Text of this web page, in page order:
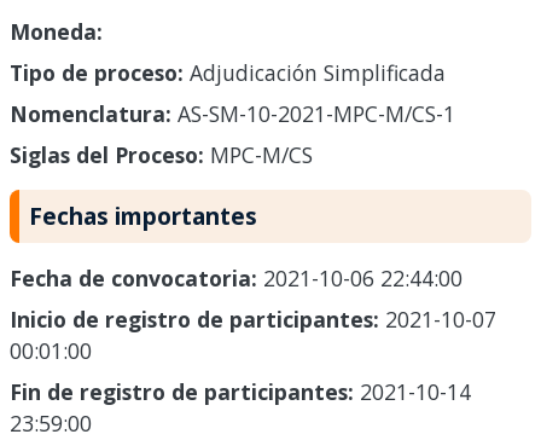
Moneda:
Tipo de proceso: Adjudicación Simplificada
Nomenclatura: AS-SM-10-2021-MPC-M/CS-1
Siglas del Proceso: MPC-M/CS
Fechas importantes
Fecha de convocatoria: 2021-10-06 22:44:00
Inicio de registro de participantes: 2021-10-07
00:01:00
Fin de registro de participantes: 2021-10-14
23:59:00